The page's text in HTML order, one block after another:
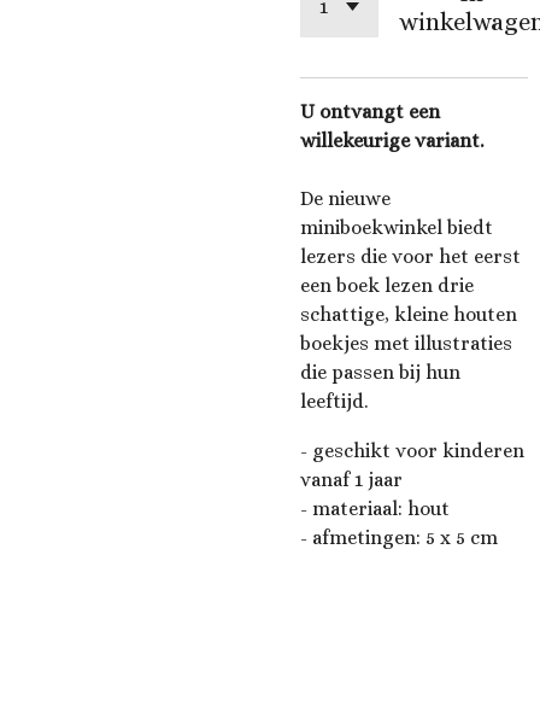
U ontvangt een
willekeurige variant.
De nieuwe
miniboekwinkel biedt
lezers die voor het eerst
een boek lezen drie
schattige, kleine houten
boekjes met illustraties
die passen bij hun
leeftijd.
- geschikt voor kinderen
vanaf 1 jaar
- materiaal: hout
- afmetingen: 5 x 5 cm